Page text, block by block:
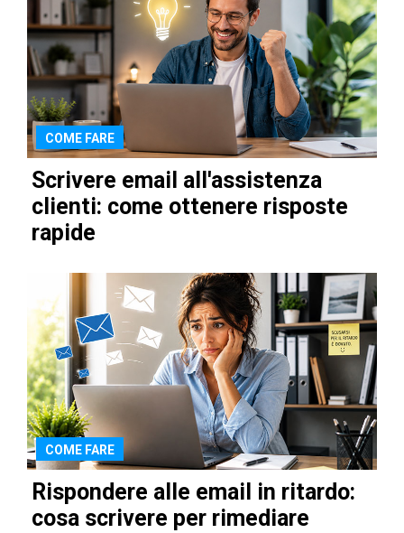
COME FARE
Scrivere email all'assistenza
clienti: come ottenere risposte
rapide
COME FARE
Rispondere alle email in ritardo:
cosa scrivere per rimediare